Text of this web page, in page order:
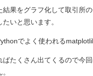
結果をグラフ化して取引所
たいと思います。
でよく使われる
ばたくさん出てくるので今